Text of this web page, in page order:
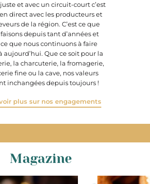
et avec un circuit-court c’est
direct avec les producteurs et
de la région. C’est ce que
depuis tant d’années et
ce que nous continuons à faire
aujourd’hui. Que ce soit pour la
la charcuterie, la fromagerie,
fine ou la cave, nos valeurs
inchangées depuis toujours !
plus sur nos engagements
Magazine